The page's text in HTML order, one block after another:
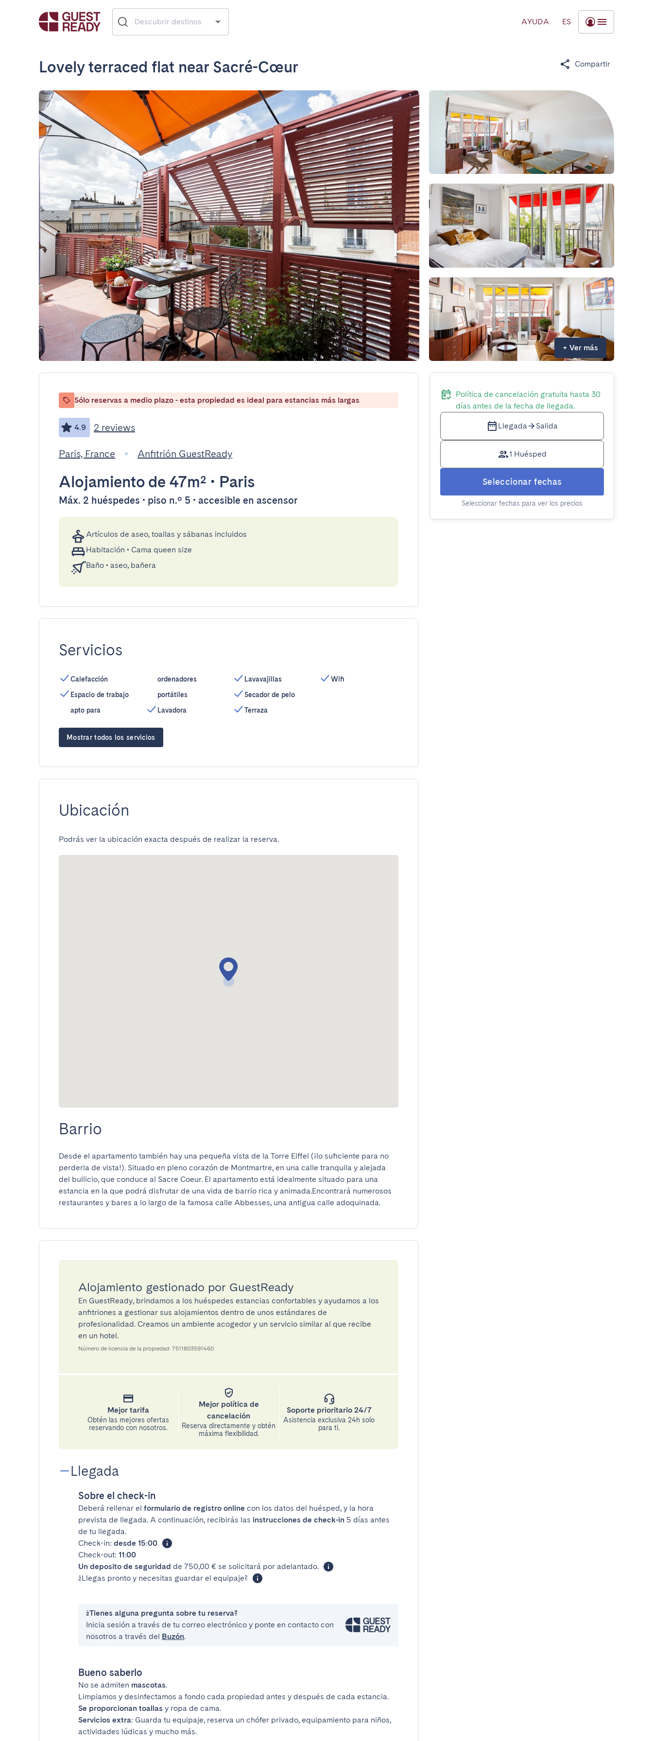
AYUDA ES
Lovely terraced flat near Sacré-Cœur Compartir
+ Ver más
Sólo reservas a medio plazo - esta propiedad es ideal para estancias más largas
4.9 2 reviews
Paris, France Anfitrión GuestReady
Alojamiento de 47m² • Paris
Máx. 2 huéspedes • piso n.º 5 • accesible en ascensor
Artículos de aseo, toallas y sábanas incluidos
Habitación • Cama queen size
Baño • aseo, bañera
Servicios
Calefacción
Espacio de trabajo
apto para
ordenadores
portátiles
Lavadora
Lavavajillas
Secador de pelo
Terraza
Wifi
Mostrar todos los servicios
Ubicación
Podrás ver la ubicación exacta después de realizar la reserva.
Barrio
Desde el apartamento también hay una pequeña vista de la Torre Eiffel (¡lo suficiente para no
perderla de vista!). Situado en pleno corazón de Montmartre, en una calle tranquila y alejada
del bullicio, que conduce al Sacre Coeur. El apartamento está idealmente situado para una
estancia en la que podrá disfrutar de una vida de barrio rica y animada.Encontrará numerosos
restaurantes y bares a lo largo de la famosa calle Abbesses, una antigua calle adoquinada.
Alojamiento gestionado por GuestReady
En GuestReady, brindamos a los huéspedes estancias confortables y ayudamos a los
anfitriones a gestionar sus alojamientos dentro de unos estándares de
profesionalidad. Creamos un ambiente acogedor y un servicio similar al que recibe
en un hotel.
Número de licencia de la propiedad: 7511803591460
Mejor tarifa
Obtén las mejores ofertas
reservando con nosotros.
Mejor política de
cancelación
Reserva directamente y obtén
máxima flexibilidad.
Soporte prioritario 24/7
Asistencia exclusiva 24h solo
para ti.
Llegada
Sobre el check-in
Deberá rellenar el formulario de registro online con los datos del huésped, y la hora
prevista de llegada. A continuación, recibirás las instrucciones de check-in 5 días antes
de tu llegada.
Check-in: desde 15:00
Check-out: 11:00
Un deposito de seguridad de 750,00 € se solicitará por adelantado.
¿Llegas pronto y necesitas guardar el equipaje?
¿Tienes alguna pregunta sobre tu reserva?
Inicia sesión a través de tu correo electrónico y ponte en contacto con
nosotros a través del Buzón.
Bueno saberlo
No se admiten mascotas.
Limpiamos y desinfectamos a fondo cada propiedad antes y después de cada estancia.
Se proporcionan toallas y ropa de cama.
Servicios extra: Guarda tu equipaje, reserva un chófer privado, equipamiento para niños,
actividades lúdicas y mucho más.
Política de cancelación gratuita hasta 30
días antes de la fecha de llegada.
Llegada Salida
1 Huésped
Seleccionar fechas
Seleccionar fechas para ver los precios